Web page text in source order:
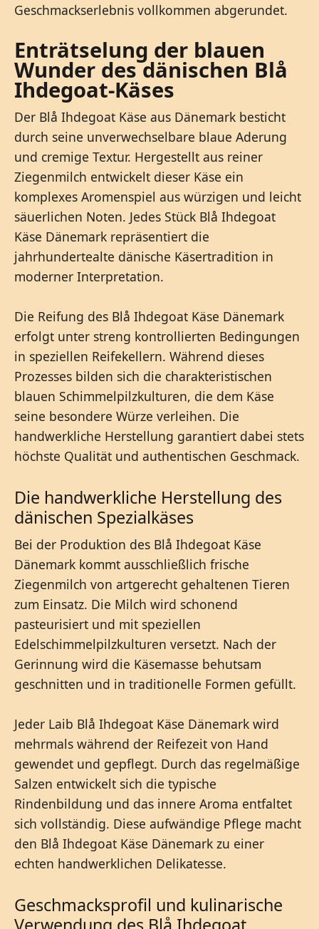
Geschmackserlebnis vollkommen abgerundet.
Enträtselung der blauen
Wunder des dänischen Blå
Ihdegoat-Käses
Der Blå Ihdegoat Käse aus Dänemark besticht
durch seine unverwechselbare blaue Aderung
und cremige Textur. Hergestellt aus reiner
Ziegenmilch entwickelt dieser Käse ein
komplexes Aromenspiel aus würzigen und leicht
säuerlichen Noten. Jedes Stück Blå Ihdegoat
Käse Dänemark repräsentiert die
jahrhundertealte dänische Käsertradition in
moderner Interpretation.
Die Reifung des Blå Ihdegoat Käse Dänemark
erfolgt unter streng kontrollierten Bedingungen
in speziellen Reifekellern. Während dieses
Prozesses bilden sich die charakteristischen
blauen Schimmelpilzkulturen, die dem Käse
seine besondere Würze verleihen. Die
handwerkliche Herstellung garantiert dabei stets
höchste Qualität und authentischen Geschmack.
Die handwerkliche Herstellung des
dänischen Spezialkäses
Bei der Produktion des Blå Ihdegoat Käse
Dänemark kommt ausschließlich frische
Ziegenmilch von artgerecht gehaltenen Tieren
zum Einsatz. Die Milch wird schonend
pasteurisiert und mit speziellen
Edelschimmelpilzkulturen versetzt. Nach der
Gerinnung wird die Käsemasse behutsam
geschnitten und in traditionelle Formen gefüllt.
Jeder Laib Blå Ihdegoat Käse Dänemark wird
mehrmals während der Reifezeit von Hand
gewendet und gepflegt. Durch das regelmäßige
Salzen entwickelt sich die typische
Rindenbildung und das innere Aroma entfaltet
sich vollständig. Diese aufwändige Pflege macht
den Blå Ihdegoat Käse Dänemark zu einer
echten handwerklichen Delikatesse.
Geschmacksprofil und kulinarische